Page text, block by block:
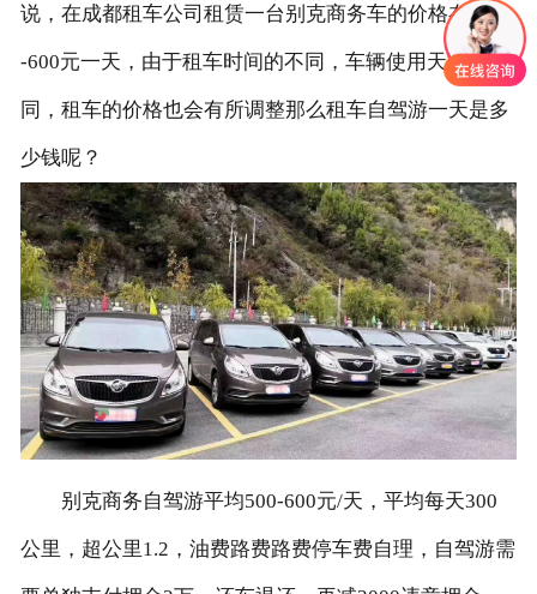
说，在成都租车公司租赁一台别克商务车的价格在500-
-600元一天，由于租车时间的不同，车辆使用天数的不
同，租车的价格也会有所调整那么租车自驾游一天是多
少钱呢？
别克商务自驾游平均500-600元/天，平均每天300
公里，超公里1.2，油费路费路费停车费自理，自驾游需